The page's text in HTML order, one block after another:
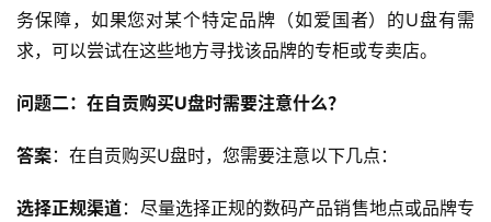
帮
助
心
术
务保障，如果您对某个特定品牌（如爱国者）的U盘有需
求，可以尝试在这些地方寻找该品牌的专柜或专卖店。
问题二：在自贡购买U盘时需要注意什么？
答案：在自贡购买U盘时，您需要注意以下几点：
选择正规渠道：尽量选择正规的数码产品销售地点或品牌专